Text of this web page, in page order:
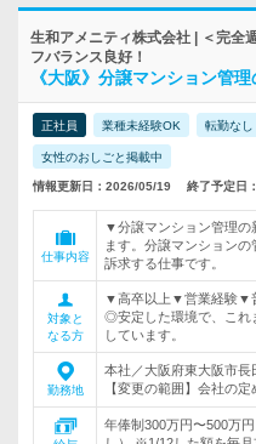
生和アメニティ株式会社 | ＜完
フバランス良好！
《大阪》分譲マンション管
正社員 業種未経験OK 転勤なし
女性のおしごと掲載中
情報更新日：2026/05/19 終了予定日
仕事内容
▼分譲マンション管理の
ます。分譲マンション
訴求する仕事です。
対象と
なる方
▼高卒以上▼営業経験▼
◎安定した環境で、これ
しています。
勤務地
本社／大阪府東大阪市
【変更の範囲】会社の
年俸制300万円〜500万